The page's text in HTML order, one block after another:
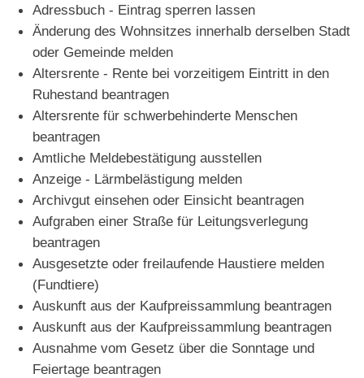
Adressbuch - Eintrag sperren lassen
Änderung des Wohnsitzes innerhalb derselben Stadt
oder Gemeinde melden
Altersrente - Rente bei vorzeitigem Eintritt in den
Ruhestand beantragen
Altersrente für schwerbehinderte Menschen
beantragen
Amtliche Meldebestätigung ausstellen
Anzeige - Lärmbelästigung melden
Archivgut einsehen oder Einsicht beantragen
Aufgraben einer Straße für Leitungsverlegung
beantragen
Ausgesetzte oder freilaufende Haustiere melden
(Fundtiere)
Auskunft aus der Kaufpreissammlung beantragen
Auskunft aus der Kaufpreissammlung beantragen
Ausnahme vom Gesetz über die Sonntage und
Feiertage beantragen